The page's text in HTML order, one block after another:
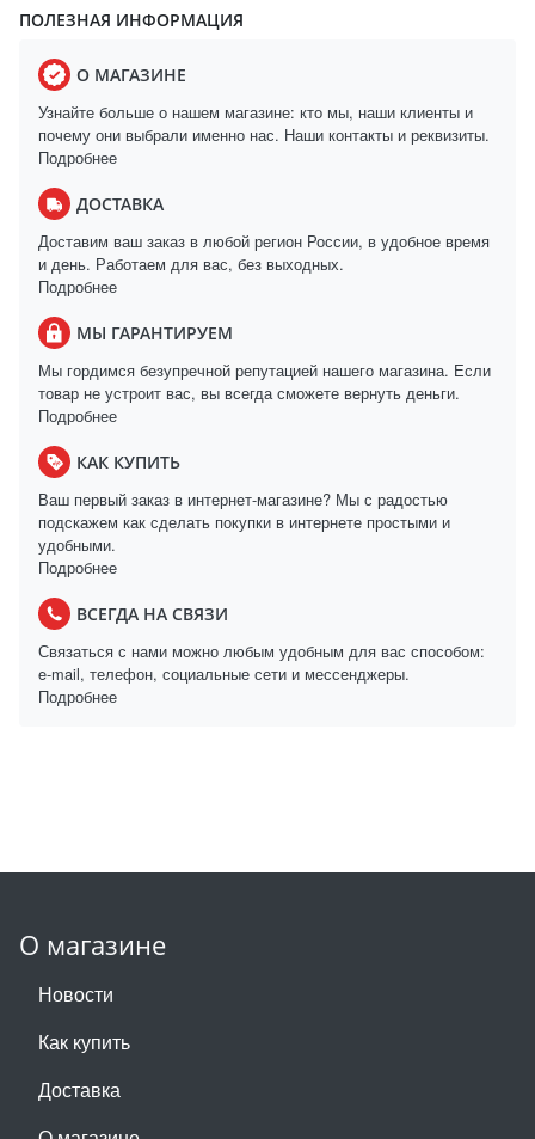
ПОЛЕЗНАЯ ИНФОРМАЦИЯ
О МАГАЗИНЕ
Узнайте больше о нашем магазине: кто мы, наши клиенты и
почему они выбрали именно нас. Наши контакты и реквизиты.
Подробнее
ДОСТАВКА
Доставим ваш заказ в любой регион России, в удобное время
и день. Работаем для вас, без выходных.
Подробнее
МЫ ГАРАНТИРУЕМ
Мы гордимся безупречной репутацией нашего магазина. Если
товар не устроит вас, вы всегда сможете вернуть деньги.
Подробнее
КАК КУПИТЬ
Ваш первый заказ в интернет-магазине? Мы с радостью
подскажем как сделать покупки в интернете простыми и
удобными.
Подробнее
ВСЕГДА НА СВЯЗИ
Связаться с нами можно любым удобным для вас способом:
e-mail, телефон, социальные сети и мессенджеры.
Подробнее
О магазине
Новости
Как купить
Доставка